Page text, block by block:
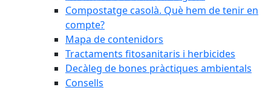
Compostatge casolà. Què hem de tenir en
compte?
Mapa de contenidors
Tractaments fitosanitaris i herbicides
Decàleg de bones pràctiques ambientals
Consells